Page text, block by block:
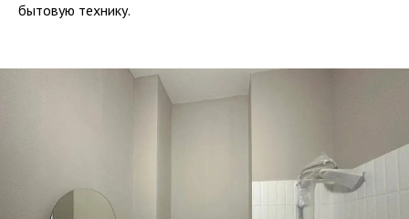
бытовую технику.